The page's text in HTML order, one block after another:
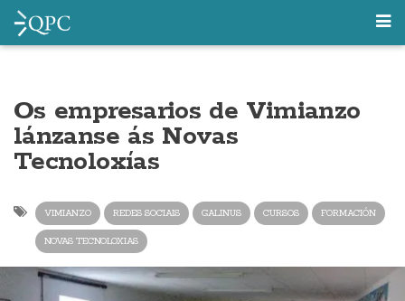
Os empresarios de Vimianzo
lánzanse ás Novas
Tecnoloxías
VIMIANZO REDES SOCIAIS GALINUS CURSOS FORMACIÓN
NOVAS TECNOLOXIAS